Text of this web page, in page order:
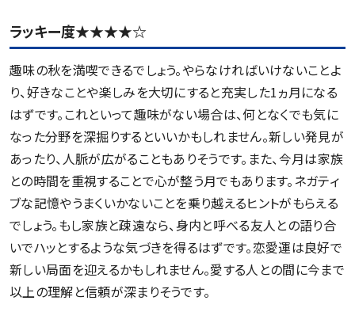
ラッキー度★★★★☆
趣味の秋を満喫できるでしょう。やらなければいけないことよ
り、好きなことや楽しみを大切にすると充実した1ヵ月になる
はずです。これといって趣味がない場合は、何となくでも気に
なった分野を深掘りするといいかもしれません。新しい発見が
あったり、人脈が広がることもありそうです。また、今月は家族
との時間を重視することで心が整う月でもあります。ネガティ
ブな記憶やうまくいかないことを乗り越えるヒントがもらえる
でしょう。もし家族と疎遠なら、身内と呼べる友人との語り合
いでハッとするような気づきを得るはずです。恋愛運は良好で
新しい局面を迎えるかもしれません。愛する人との間に今まで
以上の理解と信頼が深まりそうです。